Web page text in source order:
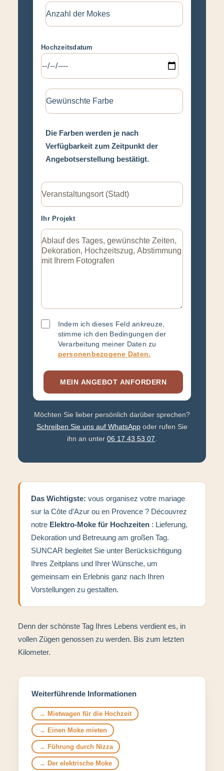
Hochzeitsdatum
Die Farben werden je nach
Verfügbarkeit zum Zeitpunkt der
Angebotserstellung bestätigt.
Ihr Projekt
Indem ich dieses Feld ankreuze,
stimme ich den Bedingungen der
Verarbeitung meiner Daten zu
personenbezogene Daten.
Möchten Sie lieber persönlich darüber sprechen?
Schreiben Sie uns auf WhatsApp oder rufen Sie
ihn an unter 06 17 43 53 07
Das Wichtigste: vous organisez votre mariage
sur la Côte d’Azur ou en Provence ? Découvrez
notre Elektro-Moke für Hochzeiten : Lieferung,
Dekoration und Betreuung am großen Tag.
SUNCAR begleitet Sie unter Berücksichtigung
Ihres Zeitplans und Ihrer Wünsche, um
gemeinsam ein Erlebnis ganz nach Ihren
Vorstellungen zu gestalten.
Denn der schönste Tag Ihres Lebens verdient es, in
vollen Zügen genossen zu werden. Bis zum letzten
Kilometer.
Weiterführende Informationen
Mietwagen für die Hochzeit
Einen Moke mieten
Führung durch Nizza
Der elektrische Moke